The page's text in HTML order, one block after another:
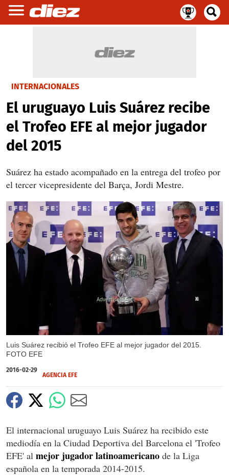
INTERNACIONALES
El uruguayo Luis Suárez recibe
el Trofeo EFE al mejor jugador
del 2015
Suárez ha estado acompañado en la entrega del trofeo por
el tercer vicepresidente del Barça, Jordi Mestre.
Luis Suárez recibió el Trofeo EFE al mejor jugador del 2015.
FOTO EFE
X
2016-02-29
AGENCIA EFE
El internacional uruguayo Luis Suárez ha recibido este
mediodía en la Ciudad Deportiva del Barcelona el 'Trofeo
EFE' al mejor jugador latinoamericano de la Liga
española en la temporada 2014-2015.